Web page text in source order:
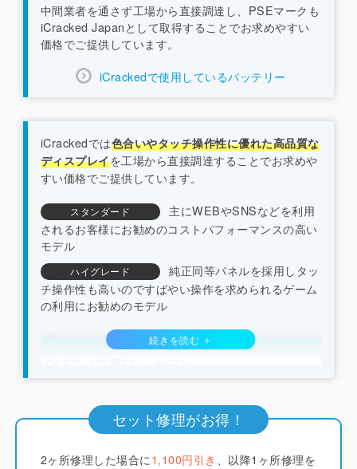
中間業者を通さず工場から直接調達し、PSEマークも
iCracked Japanとして取得することでお求めやすい
価格でご提供しています。
iCrackedで使用しているバッテリー
iCrackedでは色合いやタッチ操作性に優れた高品質な
ディスプレイを工場から直接調達することでお求めや
すい価格でご提供しています。
スタンダード
主にWEBやSNSなどを利用
されるお客様にお勧めのコストパフォーマンスの高い
モデル
ハイグレード
純正同等パネルを採用しタッ
チ操作性も高いのですばやい操作を求められるゲーム
の利用にお勧めのモデル
OLED（有機EL）モデル
iCrackedでは純正と同じくフレキシブルOLED（ソ
フトOLED）のディスプレイを採用しています。他
セット修理がお得！
2ヶ所修理した場合に1,100円引き
、以降1ヶ所修理を